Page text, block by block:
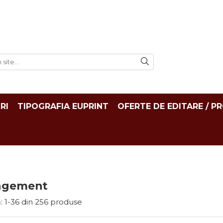
TIPOGRAFIA EUPRINT OFERTE DE EDITARE /
1-36 din 256 produse